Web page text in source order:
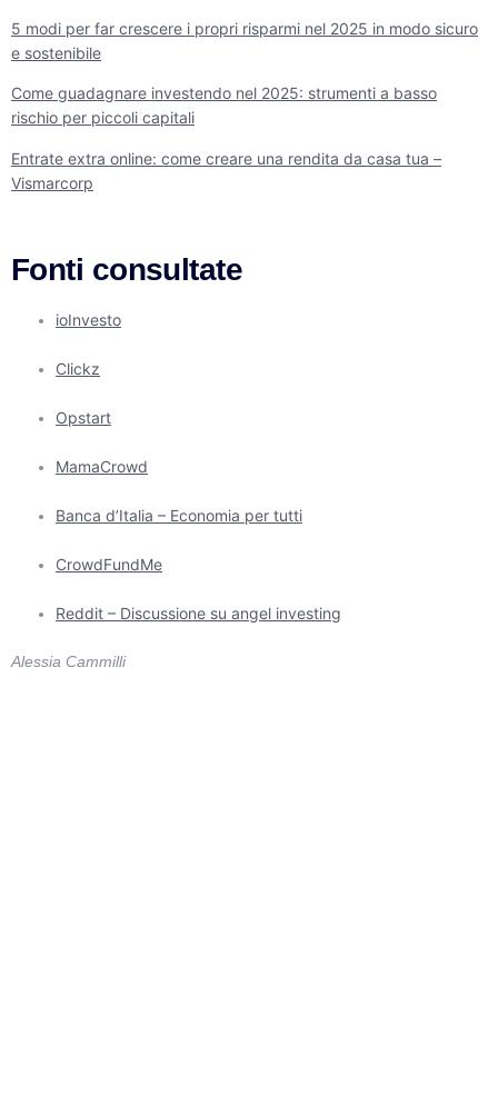
5 modi per far crescere i propri risparmi nel 2025 in modo sicuro
e sostenibile
Come guadagnare investendo nel 2025: strumenti a basso
rischio per piccoli capitali
Entrate extra online: come creare una rendita da casa tua –
Vismarcorp
Fonti consultate
ioInvesto
Clickz
Opstart
MamaCrowd
Banca d’Italia – Economia per tutti
CrowdFundMe
Reddit – Discussione su angel investing
Alessia Cammilli